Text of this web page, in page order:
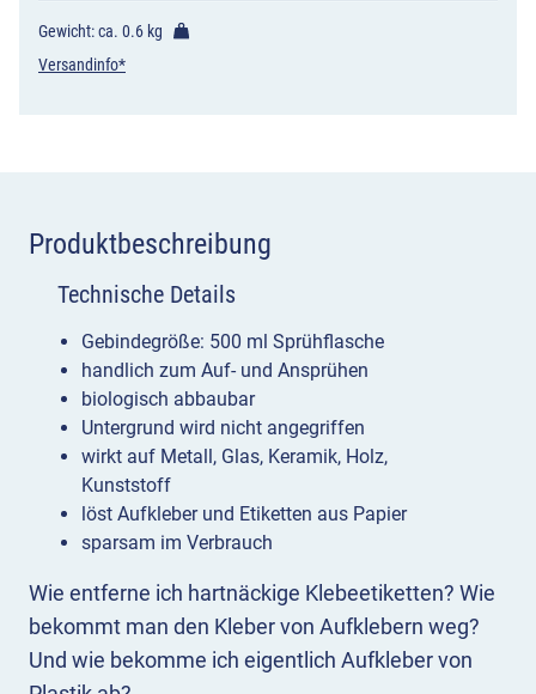
Gewicht: ca. 0.6 kg
Versandinfo*
Produktbeschreibung
Wie entferne ich hartnäckige Klebeetiketten? Wie
bekommt man den Kleber von Aufklebern weg?
Und wie bekomme ich eigentlich Aufkleber von
Technische Details
Gebindegröße: 500 ml Sprühflasche
handlich zum Auf- und Ansprühen
biologisch abbaubar
Untergrund wird nicht angegriffen
wirkt auf Metall, Glas, Keramik, Holz,
Kunststoff
löst Aufkleber und Etiketten aus Papier
sparsam im Verbrauch